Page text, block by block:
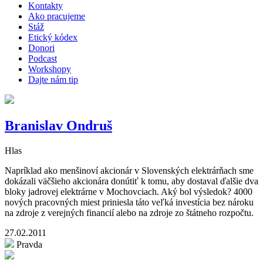
Kontakty
Ako pracujeme
Stáž
Etický kódex
Donori
Podcast
Workshopy
Dajte nám tip
Branislav Ondruš
Hlas
Napríklad ako menšinoví akcionár v Slovenských elektrárňach sme
dokázali väčšieho akcionára donútiť k tomu, aby dostaval ďalšie dva
bloky jadrovej elektrárne v Mochovciach. Aký bol výsledok? 4000
nových pracovných miest priniesla táto veľká investícia bez nároku
na zdroje z verejných financií alebo na zdroje zo štátneho rozpočtu.
27.02.2011
Pravda